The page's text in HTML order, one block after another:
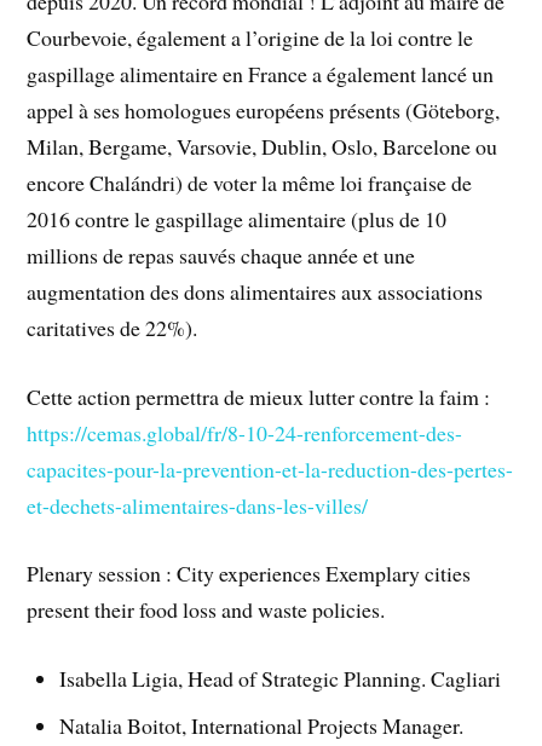
Courbevoie, également a l’origine de la loi contre le
gaspillage alimentaire en France a également lancé un
appel à ses homologues européens présents (Göteborg,
Milan, Bergame, Varsovie, Dublin, Oslo, Barcelone ou
encore Chalándri) de voter la même loi française de
2016 contre le gaspillage alimentaire (plus de 10
millions de repas sauvés chaque année et une
augmentation des dons alimentaires aux associations
caritatives de 22%).
Cette action permettra de mieux lutter contre la faim :
https://cemas.global/fr/8-10-24-renforcement-des-
capacites-pour-la-prevention-et-la-reduction-des-pertes-
et-dechets-alimentaires-dans-les-villes/
Plenary session : City experiences Exemplary cities
present their food loss and waste policies.
Isabella Ligia, Head of Strategic Planning. Cagliari
Natalia Boitot, International Projects Manager.